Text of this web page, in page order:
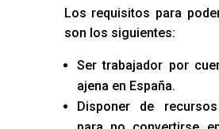
Los requisitos para
son los siguientes:
Ser trabajador por
ajena en España.
Disponer de